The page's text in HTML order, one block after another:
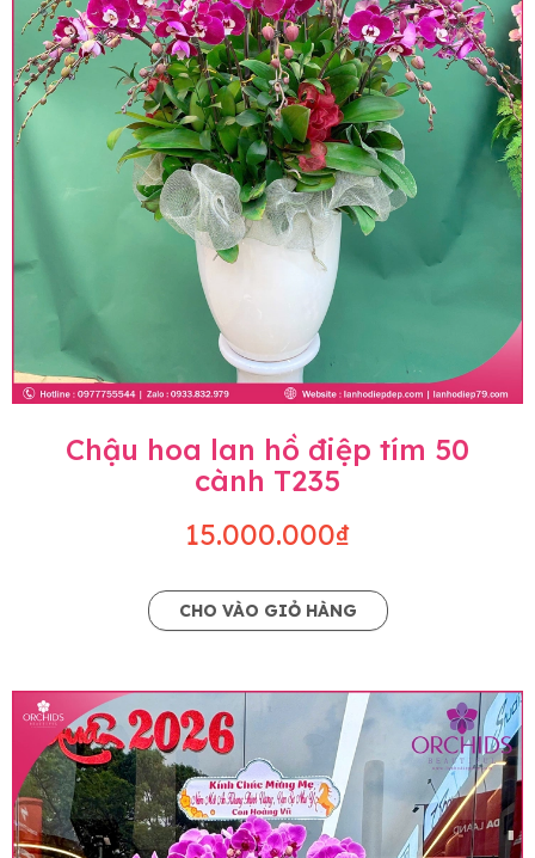
Chậu hoa lan hồ điệp tím 50
cành T235
15.000.000₫
CHO VÀO GIỎ HÀNG